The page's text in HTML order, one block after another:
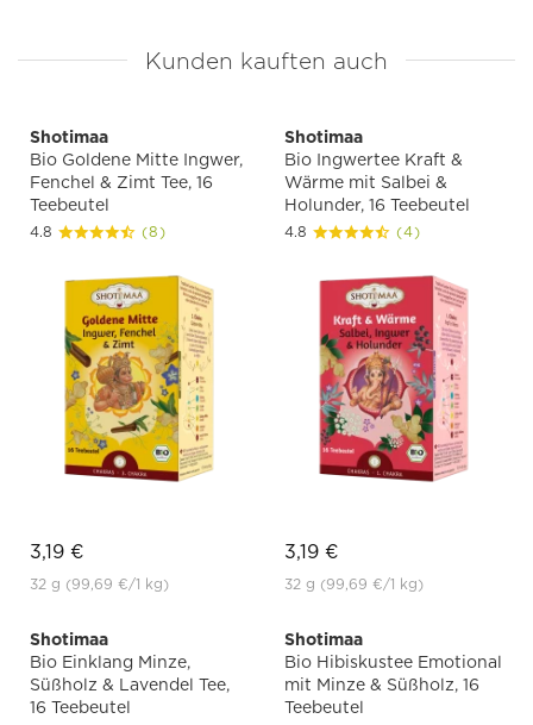
Kunden kauften auch
Shotimaa
Bio Goldene Mitte Ingwer,
Fenchel & Zimt Tee, 16
Teebeutel
4.8 (8)
3,19 €
32 g (99,69 €/1 kg)
Shotimaa
Bio Ingwertee Kraft &
Wärme mit Salbei &
Holunder, 16 Teebeutel
4.8 (4)
3,19 €
32 g (99,69 €/1 kg)
Shotimaa
Bio Einklang Minze,
Süßholz & Lavendel Tee,
16 Teebeutel
Shotimaa
Bio Hibiskustee Emotional
mit Minze & Süßholz, 16
Teebeutel